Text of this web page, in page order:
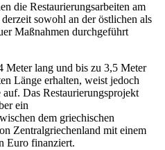
die Restaurierungsarbeiten am
sowohl an der östlichen als
Maßnahmen durchgeführt
Meter lang und bis zu 3,5 Meter
Länge erhalten, weist jedoch
Das Restaurierungsprojekt
ein
dem griechischen
Zentralgriechenland mit einem
Euro finanziert.